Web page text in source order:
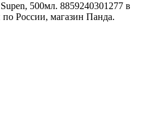
500мл. 8859240301277 в
по России, магазин Панда.